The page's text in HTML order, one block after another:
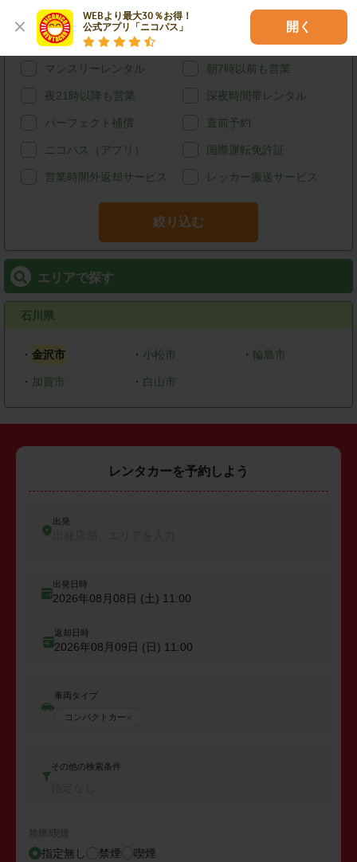
WEBより最大30％お得！
公式アプリ「ニコパス」
開く
給油可能 ETCレンタル
宅配レンタカー ウィークリーレンタル
マンスリーレンタル 朝7時以前も営業
夜21時以降も営業 深夜時間帯レンタル
パーフェクト補償 直前予約
ニコパス（アプリ） 国際運転免許証
営業時間外返却サービス レッカー搬送サービス
絞り込む
エリアで探す
石川県
・ 金沢市 ・ 小松市 ・輪島市
・ 加賀市 ・ 白山市
レンタカーを予約しよう
出発
出発日時
2026年08月08日 (土) 11:00
返却日時
2026年08月09日 (日) 11:00
車両タイプ
コンパクトカー
その他の検索条件
禁煙/喫煙
指定無し 禁煙 喫煙